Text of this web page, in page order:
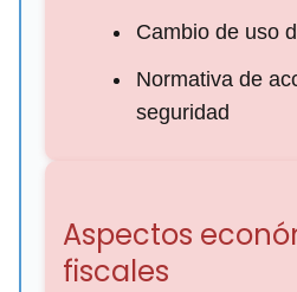
Cambio de uso
Normativa de
seguridad
Aspectos
fiscales